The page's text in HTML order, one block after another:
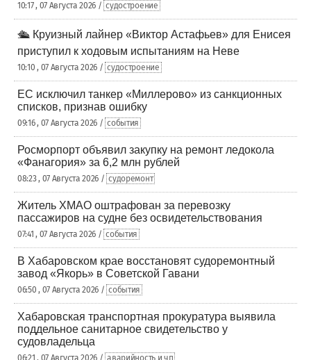
10:17 , 07 Августа 2026 / судостроение
🛳️ Круизный лайнер «Виктор Астафьев» для Енисея
приступил к ходовым испытаниям на Неве
10:10 , 07 Августа 2026 / судостроение
ЕС исключил танкер «Миллерово» из санкционных
списков, признав ошибку
09:16 , 07 Августа 2026 / события
Росморпорт объявил закупку на ремонт ледокола
«Фанагория» за 6,2 млн рублей
08:23 , 07 Августа 2026 / судоремонт
Житель ХМАО оштрафован за перевозку
пассажиров на судне без освидетельствования
07:41 , 07 Августа 2026 / события
В Хабаровском крае восстановят судоремонтный
завод «Якорь» в Советской Гавани
06:50 , 07 Августа 2026 / события
Хабаровская транспортная прокуратура выявила
поддельное санитарное свидетельство у
судовладельца
06:21 , 07 Августа 2026 / аварийность и чп